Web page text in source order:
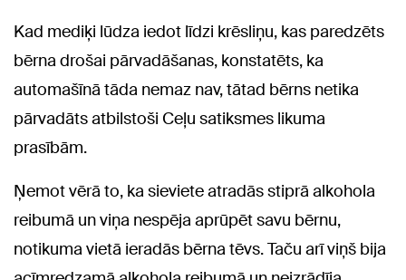
Kad mediķi lūdza iedot līdzi krēsliņu, kas paredzēts
bērna drošai pārvadāšanas, konstatēts, ka
automašīnā tāda nemaz nav, tātad bērns netika
pārvadāts atbilstoši Ceļu satiksmes likuma
prasībām.
Ņemot vērā to, ka sieviete atradās stiprā alkohola
reibumā un viņa nespēja aprūpēt savu bērnu,
notikuma vietā ieradās bērna tēvs. Taču arī viņš bija